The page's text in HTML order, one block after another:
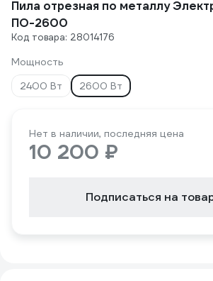
Пила отрезная по металлу
ПО-2600
Код товара: 28014176
Мощность
2400 Вт
2600 Вт
Нет в наличии, последняя цена
10 200 ₽
Подписаться на